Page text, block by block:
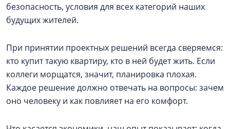
безопасность, условия для всех категорий наших
будущих жителей.
При принятии проектных решений всегда сверяемся:
кто купит такую квартиру, кто в ней будет жить. Если
коллеги морщатся, значит, планировка плохая.
Каждое решение должно отвечать на вопросы: зачем
оно человеку и как повлияет на его комфорт.